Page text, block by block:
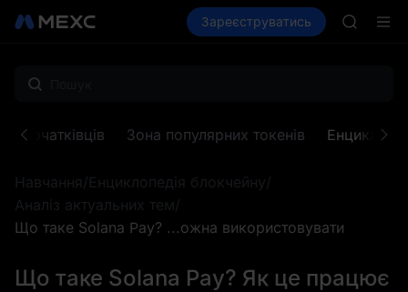
Купити криптовалюту Ринки Спот
Зареєструватись
HFT
HFT
початківців Зона популярних токенів
Навчання/Енциклопедія блокчейну/
Аналіз актуальних тем/
Що таке Solana Pay? ...ожна використовувати
Що таке Solana Pay? Як це працює